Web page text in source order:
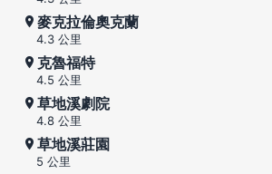
麥克拉倫奧克蘭
4.3 公里
克魯福特
4.5 公里
草地溪劇院
4.8 公里
草地溪莊園
5 公里